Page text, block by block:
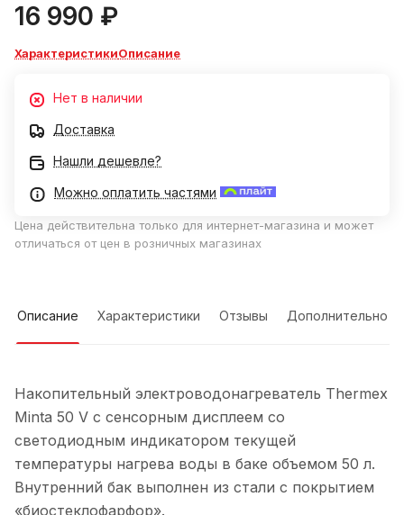
16 990 ₽
ХарактеристикиОписание
Нет в наличии
Доставка
Нашли дешевле?
Можно оплатить частями
Цена действительна только для интернет-магазина и может
отличаться от цен в розничных магазинах
Описание Характеристики Отзывы Дополнительно
Накопительный электроводонагреватель Thermex
Minta 50 V с сенсорным дисплеем со
светодиодным индикатором текущей
температуры нагрева воды в баке объемом 50 л.
Внутренний бак выполнен из стали с покрытием
«биостеклофарфор».